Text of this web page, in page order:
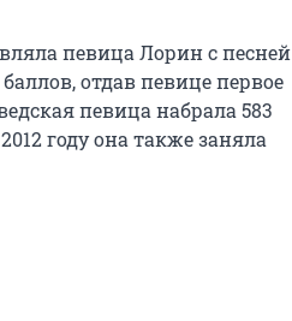
певица Лорин с песней
отдав певице первое
певица набрала 583
году она также заняла